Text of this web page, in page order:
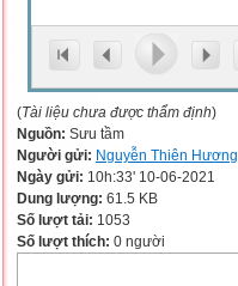
(Tài liệu chưa được thẩm định)
Nguồn: Sưu tầm
Người gửi: Nguyễn Thiên Hương
Ngày gửi: 10h:33' 10-06-2021
Dung lượng: 61.5 KB
Số lượt tải: 1053
Số lượt thích: 0 người